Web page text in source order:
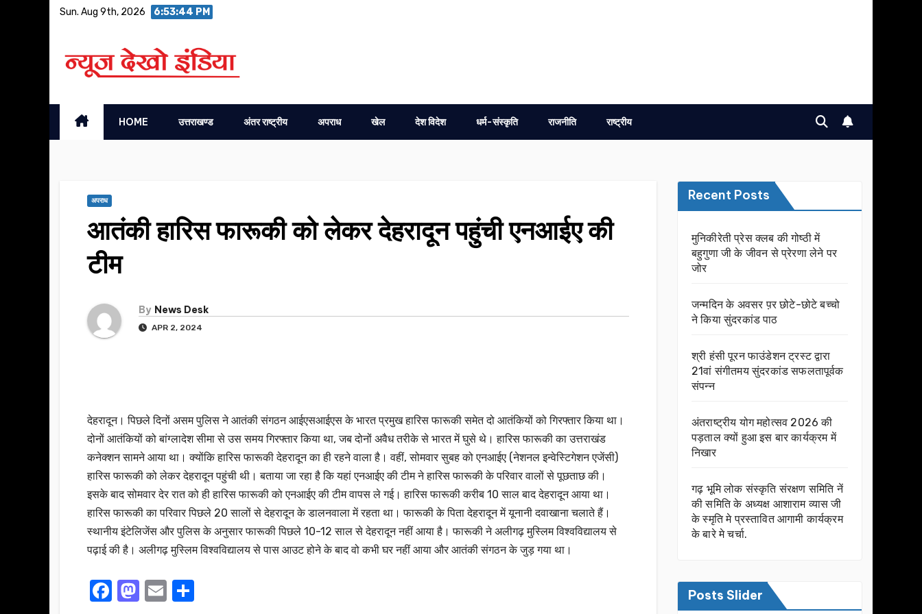
Sun. Aug 9th, 2026 6:53:45 PM
HOME उत्तराखण्ड अंतर राष्ट्रीय अपराध खेल देश विदेश धर्म-संस्कृति राजनीति राष्ट्रीय
अपराध
आतंकी हारिस फारूकी को लेकर देहरादून पहुंची एनआईए की
टीम
By News Desk
APR 2, 2024
देहरादून। पिछले दिनों असम पुलिस ने आतंकी संगठन आईएसआईएस के भारत प्रमुख हारिस फारूकी समेत दो आतंकियों को गिरफ्तार किया था।
दोनों आतंकियों को बांग्लादेश सीमा से उस समय गिरफ्तार किया था, जब दोनों अवैध तरीके से भारत में घुसे थे। हारिस फारूकी का उत्तराखंड
कनेक्शन सामने आया था। क्योंकि हारिस फारूकी देहरादून का ही रहने वाला है। वहीं, सोमवार सुबह को एनआईए (नेशनल इन्वेस्टिगेशन एजेंसी)
हारिस फारूकी को लेकर देहरादून पहुंची थी। बताया जा रहा है कि यहां एनआईए की टीम ने हारिस फारूकी के परिवार वालों से पूछताछ की।
इसके बाद सोमवार देर रात को ही हारिस फारूकी को एनआईए की टीम वापस ले गई। हारिस फारूकी करीब 10 साल बाद देहरादून आया था।
हारिस फारूकी का परिवार पिछले 20 सालों से देहरादून के डालनवाला में रहता था। फारूकी के पिता देहरादून में यूनानी दवाखाना चलाते हैं।
स्थानीय इंटेलिजेंस और पुलिस के अनुसार फारूकी पिछले 10-12 साल से देहरादून नहीं आया है। फारूकी ने अलीगढ़ मुस्लिम विश्वविद्यालय से
पढ़ाई की है। अलीगढ़ मुस्लिम विश्वविद्यालय से पास आउट होने के बाद वो कभी घर नहीं आया और आतंकी संगठन के जुड़ गया था।
F
M E
Recent Posts
मुनिकीरेती प्रेस क्लब की गोष्ठी में
बहुगुणा जी के जीवन से प्रेरणा लेने पर
जोर
जन्मदिन के अवसर प़र छोटे-छोटे बच्चो
ने किया सुंदरकांड पाठ
श्री हंसी पूरन फाउंडेशन ट्रस्ट द्वारा
21वां संगीतमय सुंदरकांड सफलतापूर्वक
संपन्न
अंतराष्ट्रीय योग महोत्सव 2026 की
पड़ताल क्यों हुआ इस बार कार्यक्रम में
निखार
गढ़ भूमि लोक संस्कृति संरक्षण समिति नें
की समिति के अध्यक्ष आशाराम व्यास जी
के स्मृति मे प्रस्तावित आगामी कार्यक्रम
के बारे मे चर्चा.
Posts Slider